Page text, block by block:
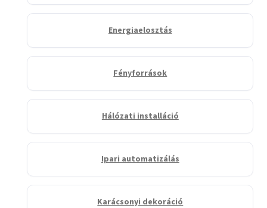
Energiaelosztás
Fényforrások
Hálózati installáció
Ipari automatizálás
Karácsonyi dekoráció